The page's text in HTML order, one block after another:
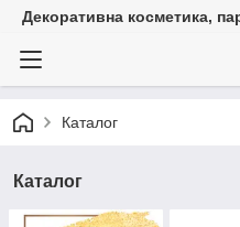
Декоративна косметика,
Каталог
Каталог